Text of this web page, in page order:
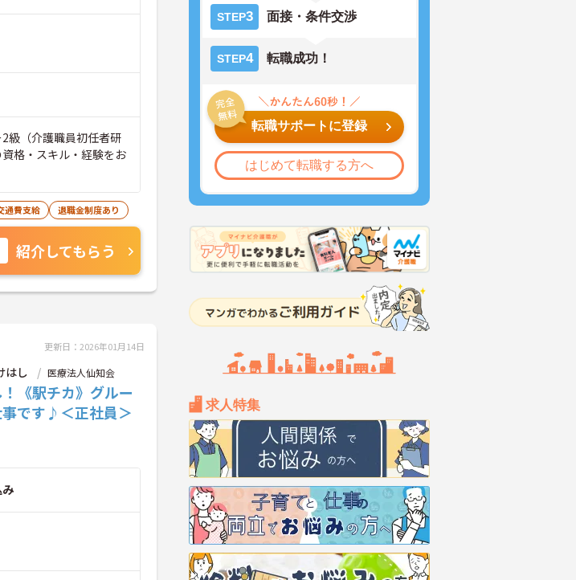
STEP3 面接・条件交渉
STEP4 転職成功！
転職サポートに登録
はじめて転職する方へ
求人特集
級（介護職員初任者研
通費支給 退職金制度あり
紹介してもらう
更新日：2026年01月14日
はし 医療法人仙知会
《駅チカ》グルー
です♪＜正社員＞